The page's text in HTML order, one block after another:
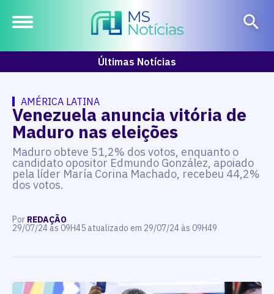
Últimas Notícias
AMÉRICA LATINA
Venezuela anuncia vitória de
Maduro nas eleições
Maduro obteve 51,2% dos votos, enquanto o
candidato opositor Edmundo González, apoiado
pela líder María Corina Machado, recebeu 44,2%
dos votos.
Por REDAÇÃO
29/07/24 às 09H45 atualizado em 29/07/24 às 09H49